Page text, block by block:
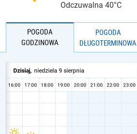
Odczuwalna 40°C
POGODA
GODZINOWA
POGODA
DŁUGOTERMINOWA